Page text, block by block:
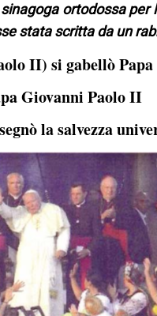
ortodossa
stata scritta da un
II) si gabellò Papa
Giovanni Paolo II
la salvezza